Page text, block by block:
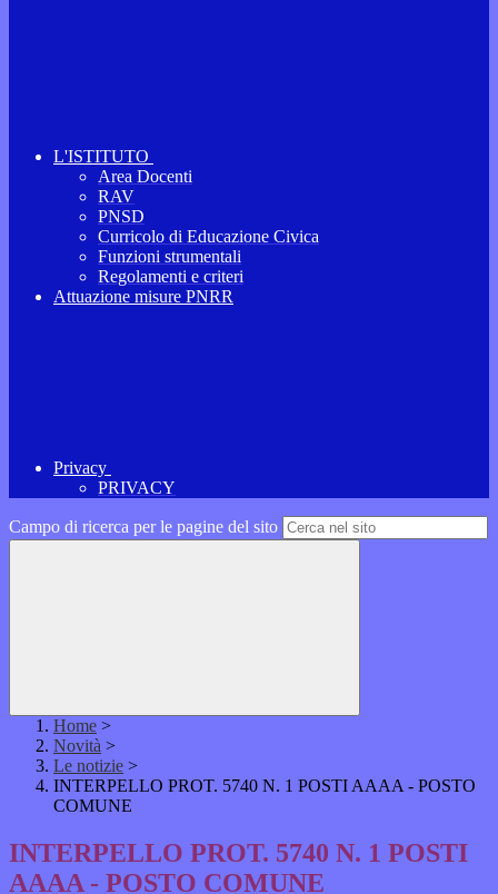
L'ISTITUTO
Area Docenti
RAV
PNSD
Curricolo di Educazione Civica
Funzioni strumentali
Regolamenti e criteri
Attuazione misure PNRR
Privacy
PRIVACY
Campo di ricerca per le pagine del sito
Home >
Novità >
Le notizie >
INTERPELLO PROT. 5740 N. 1 POSTI AAAA - POSTO
COMUNE
INTERPELLO PROT. 5740 N. 1 POSTI
AAAA - POSTO COMUNE